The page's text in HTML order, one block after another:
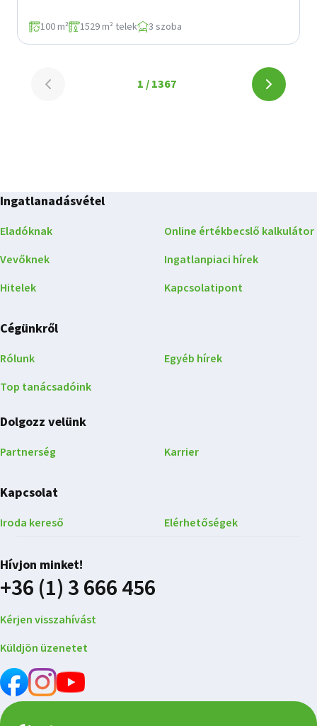
100 m² 1529 m² telek 3 szoba
Lapozó
1367
oldalból
1 / 1367
Lapozó
Ingatlanadásvétel
Eladóknak
Vevőknek
Hitelek
Online értékbecslő kalkulátor
Ingatlanpiaci hírek
Kapcsolatipont
Cégünkről
Rólunk
Top tanácsadóink
Egyéb hírek
Dolgozz velünk
Partnerség Karrier
Kapcsolat
Iroda kereső Elérhetőségek
Hívjon minket!
+36 (1) 3 666 456
Kérjen visszahívást
Küldjön üzenetet